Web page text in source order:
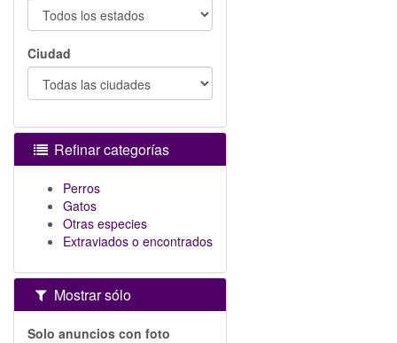
Ciudad
Refinar categorías
Perros
Gatos
Otras especies
Extraviados o encontrados
Mostrar sólo
Solo anuncios con foto